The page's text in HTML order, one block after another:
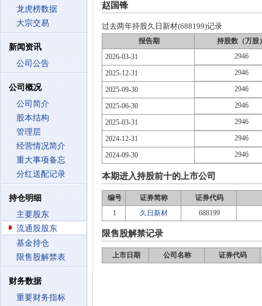
龙虎榜数据
大宗交易
新闻资讯
公司公告
公司概况
公司简介
股本结构
管理层
经营情况简介
重大事项备忘
分红送配记录
持仓明细
主要股东
流通股股东
基金持仓
限售股解禁表
财务数据
重要财务指标
赵国锋
过去两年持股久日新材(688199)记录
报告期
持股数（万股
2026-03-31
2946
2025-12-31 2946
2025-09-30 2946
2025-06-30 2946
2025-03-31 2946
2024-12-31 2946
2024-09-30 2946
本期进入持股前十的上市公司
编号 证券简称
证券代码
1
久日新材 688199
限售股解禁记录
上市日期 公司名称 证券代码